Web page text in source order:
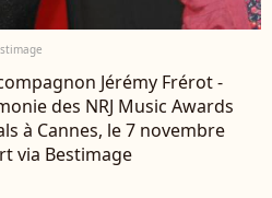
Jérémy Frérot -
des NRJ Music Awards
à Cannes, le 7 novembre
via Bestimage